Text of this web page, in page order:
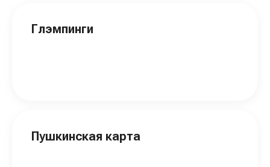
Глэмпинги
Пушкинская карта